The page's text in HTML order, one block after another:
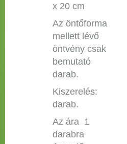
x 20 cm
Az öntőforma
mellett lévő
öntvény csak
bemutató
darab.
Kiszerelés:
darab.
Az ára 1
darabra